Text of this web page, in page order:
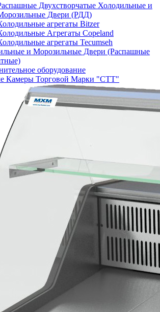
Двухстворчатые Холодильные и
Двери (РДД)
агрегаты Bitzer
Агрегаты Copeland
агрегаты Tecumseh
и Морозильные Двери (Распашные
оборудование
Камеры Торговой Марки "СТТ"